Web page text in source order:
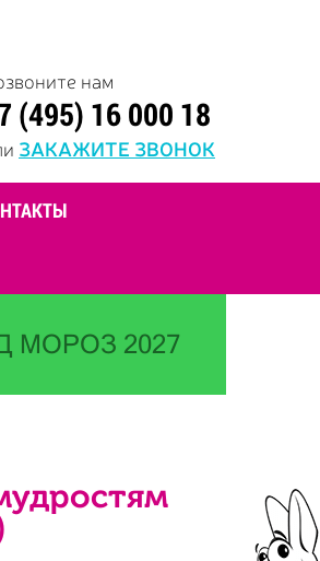
нам
(495) 16 000 18
ЗАКАЖИТЕ ЗВОНОК
МОРОЗ 2027